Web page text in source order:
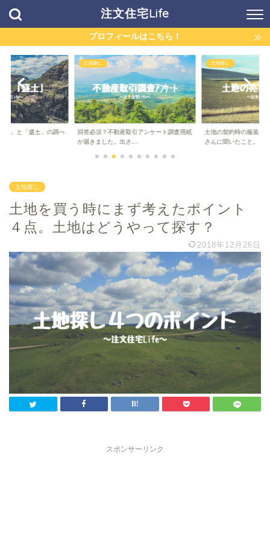
注文住宅Life
プロフィールはこちら！
土」と「盛土」の調べ
土地探し
回答必須？不動産取引アンケート調査用紙
が届きました。出さ...
土地探し
土地の契約時の服装や
さんに聞いたこと。
土地探し
土地を買う時にまず考えたポイント
４点。土地はどうやって探す？
2018年12月26日
スポンサーリンク